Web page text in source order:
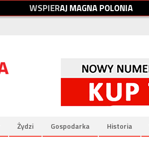
WSPIERAJMAGNAPOLONIA
Żydzi Gospodarka Historia